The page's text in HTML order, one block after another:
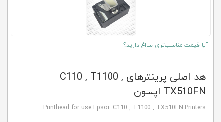
آیا قیمت مناسب‌تری سراغ دارید؟
هد اصلی پرینترهای C110 , T1100 ,
TX510FN اپسون
Printhead for use Epson C110 , T1100 , TX510FN Printers